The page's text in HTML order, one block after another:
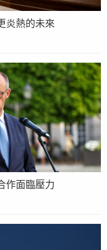
炎熱的未來
作面臨壓力